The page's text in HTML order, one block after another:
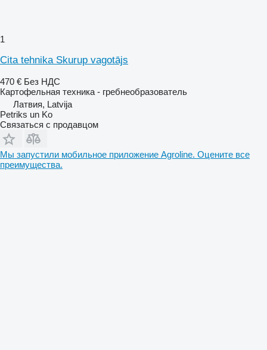
1
Cita tehnika Skurup vagotājs
470 € Без НДС
Картофельная техника - гребнеобразователь
Латвия, Latvija
Petriks un Ko
Связаться с продавцом
Мы запустили мобильное приложение Agroline. Оцените все
преимущества.